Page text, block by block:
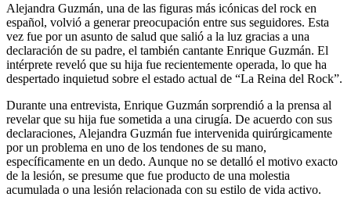
Alejandra Guzmán, una de las figuras más icónicas del rock en
español, volvió a generar preocupación entre sus seguidores. Esta
vez fue por un asunto de salud que salió a la luz gracias a una
declaración de su padre, el también cantante Enrique Guzmán. El
intérprete reveló que su hija fue recientemente operada, lo que ha
despertado inquietud sobre el estado actual de “La Reina del Rock”.
Durante una entrevista, Enrique Guzmán sorprendió a la prensa al
revelar que su hija fue sometida a una cirugía. De acuerdo con sus
declaraciones, Alejandra Guzmán fue intervenida quirúrgicamente
por un problema en uno de los tendones de su mano,
específicamente en un dedo. Aunque no se detalló el motivo exacto
de la lesión, se presume que fue producto de una molestia
acumulada o una lesión relacionada con su estilo de vida activo.